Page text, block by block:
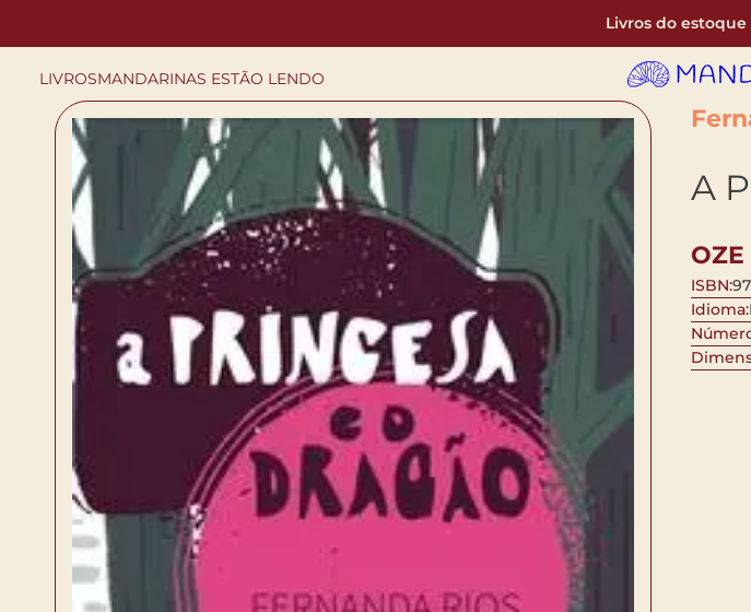
Livros do
LIVROSMANDARINAS ESTÃO LENDO
A
OZE
ISBN:
Idioma: